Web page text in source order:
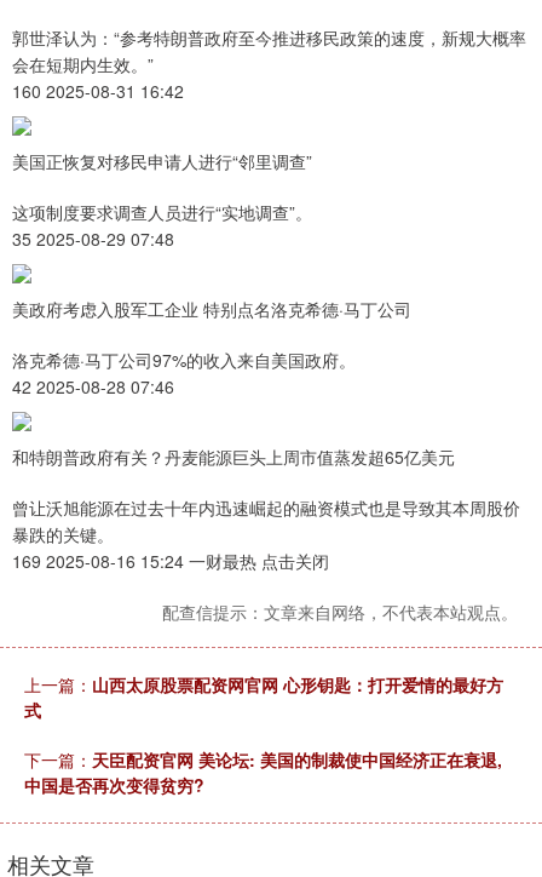
郭世泽认为：“参考特朗普政府至今推进移民政策的速度，新规大概率
会在短期内生效。”
160 2025-08-31 16:42
美国正恢复对移民申请人进行“邻里调查”
这项制度要求调查人员进行“实地调查”。
35 2025-08-29 07:48
美政府考虑入股军工企业 特别点名洛克希德·马丁公司
洛克希德·马丁公司97%的收入来自美国政府。
42 2025-08-28 07:46
和特朗普政府有关？丹麦能源巨头上周市值蒸发超65亿美元
曾让沃旭能源在过去十年内迅速崛起的融资模式也是导致其本周股价
暴跌的关键。
169 2025-08-16 15:24 一财最热 点击关闭
配查信提示：文章来自网络，不代表本站观点。
上一篇： 山西太原股票配资网官网 心形钥匙：打开爱情的最好方
式
下一篇： 天臣配资官网 美论坛: 美国的制裁使中国经济正在衰退,
中国是否再次变得贫穷?
相关文章